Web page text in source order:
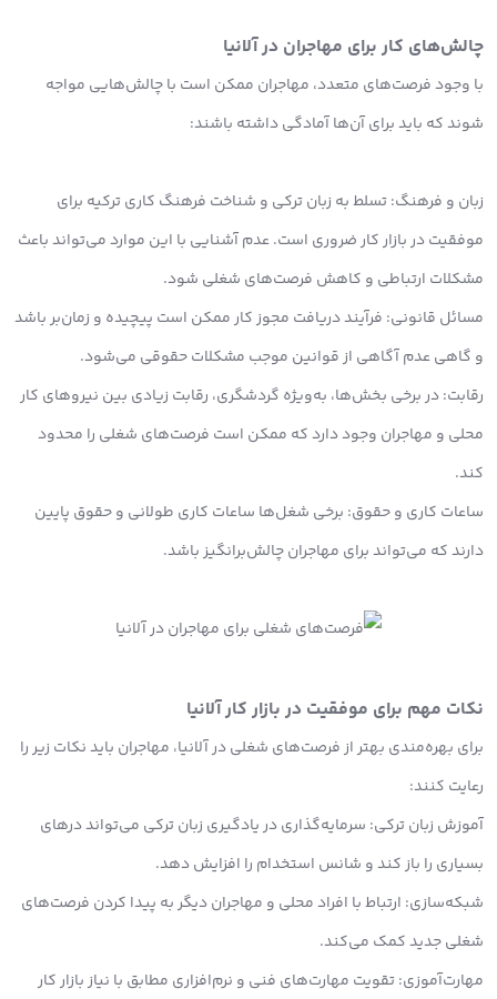
چالش‌های کار برای مهاجران در آلانیا
با وجود فرصت‌های متعدد، مهاجران ممکن است با چالش‌هایی مواجه
شوند که باید برای آن‌ها آمادگی داشته باشند:
زبان و فرهنگ: تسلط به زبان ترکی و شناخت فرهنگ کاری ترکیه برای
موفقیت در بازار کار ضروری است. عدم آشنایی با این موارد می‌تواند باعث
مشکلات ارتباطی و کاهش فرصت‌های شغلی شود.
مسائل قانونی: فرآیند دریافت مجوز کار ممکن است پیچیده و زمان‌بر باشد
و گاهی عدم آگاهی از قوانین موجب مشکلات حقوقی می‌شود.
رقابت: در برخی بخش‌ها، به‌ویژه گردشگری، رقابت زیادی بین نیروهای کار
محلی و مهاجران وجود دارد که ممکن است فرصت‌های شغلی را محدود
کند.
ساعات کاری و حقوق: برخی شغل‌ها ساعات کاری طولانی و حقوق پایین
دارند که می‌تواند برای مهاجران چالش‌برانگیز باشد.
نکات مهم برای موفقیت در بازار کار آلانیا
برای بهره‌مندی بهتر از فرصت‌های شغلی در آلانیا، مهاجران باید نکات زیر را
رعایت کنند:
آموزش زبان ترکی: سرمایه‌گذاری در یادگیری زبان ترکی می‌تواند درهای
بسیاری را باز کند و شانس استخدام را افزایش دهد.
شبکه‌سازی: ارتباط با افراد محلی و مهاجران دیگر به پیدا کردن فرصت‌های
شغلی جدید کمک می‌کند.
مهارت‌آموزی: تقویت مهارت‌های فنی و نرم‌افزاری مطابق با نیاز بازار کار